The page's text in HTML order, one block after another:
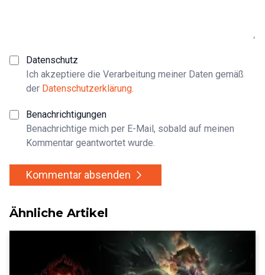
Datenschutz
Ich akzeptiere die Verarbeitung meiner Daten gemäß
der Datenschutzerklärung
Benachrichtigungen
Benachrichtige mich per E-Mail, sobald auf meinen
Kommentar geantwortet wurde.
Kommentar absenden
Ähnliche Artikel